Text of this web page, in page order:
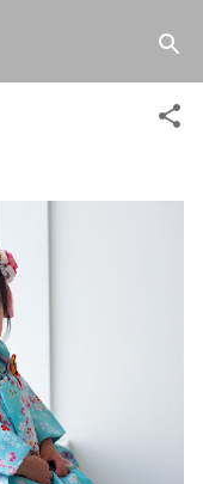
ツに移動